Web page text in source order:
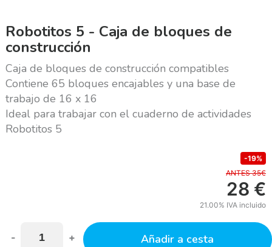
Robotitos 5 - Caja de bloques de
construcción
Caja de bloques de construcción compatibles
Contiene 65 bloques encajables y una base de
trabajo de 16 x 16
Ideal para trabajar con el cuaderno de actividades
Robotitos 5
-19%
ANTES 35€
28 €
21.00% IVA incluido
- + Añadir a cesta